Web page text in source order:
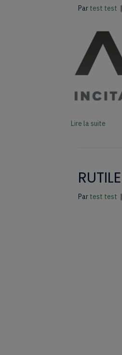
Par test test |
Lire la suite
RUTILE
Par test test